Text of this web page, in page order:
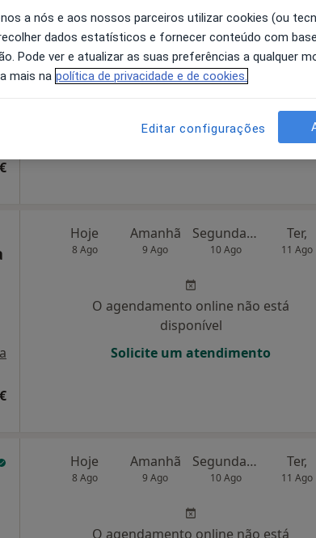
8 Ago 9 Ago 10 Ago 11 Ago
O agendamento online não está
Solicite um atendimento
Hoje
8 Ago
Amanhã
9 Ago
Segunda-feira
10 Ago
Ter,
11 Ago
O agendamento online não está
disponível
Solicite um atendimento
Hoje
8 Ago
Amanhã
9 Ago
Segunda-feira
10 Ago
Ter,
11 Ago
O agendamento online não está
a nós e aos nossos parceiros utilizar cookies (ou
dados estatísticos e fornecer conteúdo com
Pode ver e atualizar as suas preferências a qualquer
mais na política de privacidade e de cookies.
Editar configurações